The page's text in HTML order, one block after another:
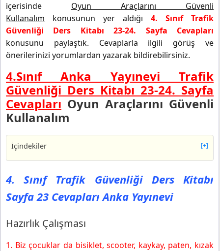
içerisinde Oyun Araçlarını Güvenli
Kullanalım konusunun yer aldığı 4. Sınıf Trafik
Güvenliği Ders Kitabı 23-24. Sayfa Cevapları
konusunu paylaştık. Cevaplarla ilgili görüş ve
önerilerinizi yorumlardan yazarak bildirebilirsiniz.
4.Sınıf Anka Yayınevi Trafik
Güvenliği Ders Kitabı 23-24. Sayfa
Cevapları Oyun Araçlarını Güvenli
Kullanalım
İçindekiler [+]
4. Sınıf Trafik Güvenliği Ders Kitabı Sayfa 23 Cevapları
Hazırlık Çalışması
4. Sınıf Trafik Güvenliği Ders Kitabı Sayfa 24 Cevapları
Değerlendirme
4. Sınıf Trafik Güvenliği Ders Kitabı
Sayfa 23 Cevapları Anka Yayınevi
Hazırlık Çalışması
1. Biz çocuklar da bisiklet, scooter, kaykay, paten, kızak